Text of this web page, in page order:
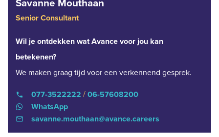
Savanne Mouthaan
Senior Consultant
Wil je ontdekken wat Avance voor jou kan
betekenen?
We maken graag tijd voor een verkennend gesprek.
 077-3522222 / 06-57608200
WhatsApp
 savanne.mouthaan@avance.careers